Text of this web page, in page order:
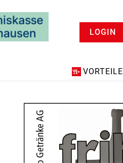
LOGIN
VORTEILE